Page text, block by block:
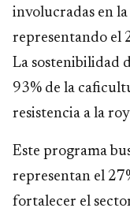
involucradas en
representando el
La sostenibilidad
93% de la
resistencia a la
Este programa
representan el
fortalecer el